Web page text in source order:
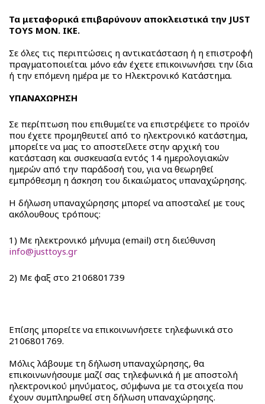
Τα μεταφορικά επιβαρύνουν αποκλειστικά την JUST
TOYS MON. IKE.
Σε όλες τις περιπτώσεις η αντικατάσταση ή η επιστροφή
πραγματοποιείται μόνο εάν έχετε επικοινωνήσει την ίδια
ή την επόμενη ημέρα με το Ηλεκτρονικό Κατάστημα.
ΥΠΑΝΑΧΩΡΗΣΗ
Σε περίπτωση που επιθυμείτε να επιστρέψετε το προϊόν
που έχετε προμηθευτεί από το ηλεκτρονικό κατάστημα,
μπορείτε να μας το αποστείλετε στην αρχική του
κατάσταση και συσκευασία εντός 14 ημερολογιακών
ημερών από την παράδοσή του, για να θεωρηθεί
εμπρόθεσμη η άσκηση του δικαιώματος υπαναχώρησης.
Η δήλωση υπαναχώρησης μπορεί να αποσταλεί με τους
ακόλουθους τρόπους:
1) Με ηλεκτρονικό μήνυμα (email) στη διεύθυνση
info@justtoys.gr
2) Mε φαξ στο 2106801739
Επίσης μπορείτε να επικοινωνήσετε τηλεφωνικά στο
2106801769.
Μόλις λάβουμε τη δήλωση υπαναχώρησης, θα
επικοινωνήσουμε μαζί σας τηλεφωνικά ή με αποστολή
ηλεκτρονικού μηνύματος, σύμφωνα με τα στοιχεία που
έχουν συμπληρωθεί στη δήλωση υπαναχώρησης.